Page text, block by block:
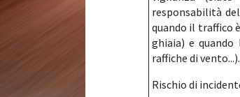
responsabilità
quando il traffico
ghiaia) e
raffiche di vento...).
Rischio di